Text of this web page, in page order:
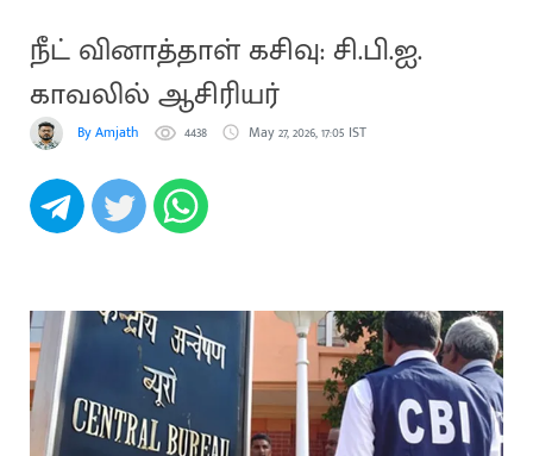
நீட் வினாத்தாள் கசிவு: சி.பி.ஐ.
காவலில் ஆசிரியர்
By Amjath 4438 May 27, 2026, 17:05 IST